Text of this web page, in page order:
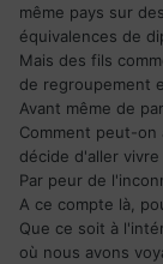
même pays sur
équivalences de
Mais des fils
de regroupement
Avant même de
Comment peut-
décide d'aller
Par peur de
A ce compte là,
Que ce soit à
où nous avons